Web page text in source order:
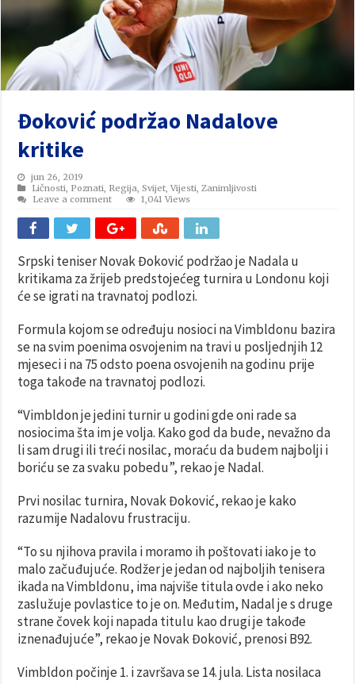
Đoković podržao Nadalove
kritike
jun 26, 2019
Ličnosti, Poznati, Regija,Svijet,Vijesti,Zanimljivosti
Leave a comment
1,041 Views
Srpski teniser Novak Đoković podržao je Nadala u
kritikama za žrijeb predstojećeg turnira u Londonu koji
će se igrati na travnatoj podlozi.
Formula kojom se određuju nosioci na Vimbldonu bazira
se na svim poenima osvojenim na travi u posljednjih 12
mjeseci i na 75 odsto poena osvojenih na godinu prije
toga takođe na travnatoj podlozi.
“Vimbldon je jedini turnir u godini gde oni rade sa
nosiocima šta im je volja. Kako god da bude, nevažno da
li sam drugi ili treći nosilac, moraću da budem najbolji i
boriću se za svaku pobedu”, rekao je Nadal.
Prvi nosilac turnira, Novak Đoković, rekao je kako
razumije Nadalovu frustraciju.
“To su njihova pravila i moramo ih poštovati iako je to
malo začuđujuće. Rodžer je jedan od najboljih tenisera
ikada na Vimbldonu, ima najviše titula ovde i ako neko
zaslužuje povlastice to je on. Međutim, Nadal je s druge
strane čovek koji napada titulu kao drugi je takođe
iznenađujuće”, rekao je Novak Đoković, prenosi B92.
Vimbldon počinje 1. i završava se 14. jula. Lista nosilaca